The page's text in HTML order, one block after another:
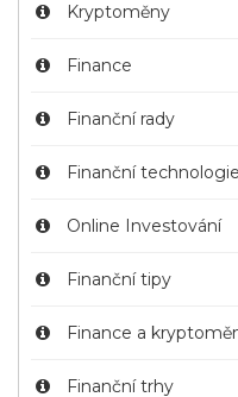
Kryptoměny
Finance
Finanční rady
Finanční technologie
Online Investování
Finanční tipy
Finance a
Finanční trhy